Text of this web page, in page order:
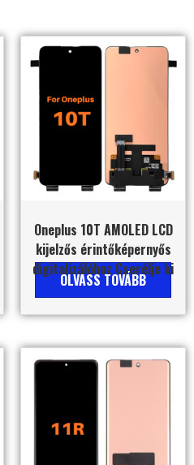
Oneplus 10T AMOLED LCD
kijelzős érintőképernyős
digitalizálóhoz Cserélje ki
OLVASS TOVÁBB